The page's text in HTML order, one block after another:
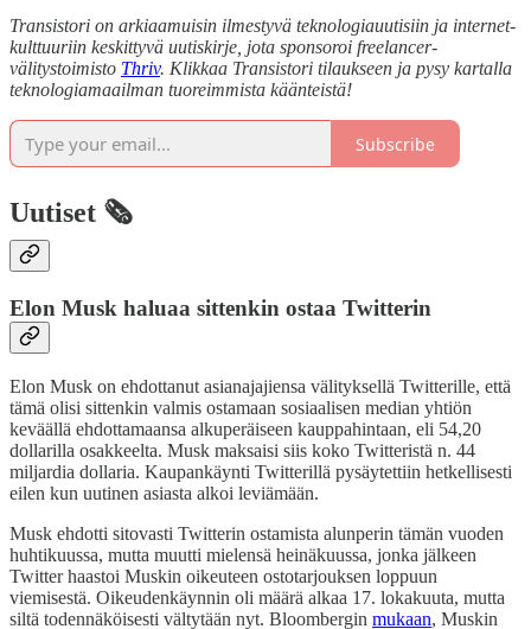
Transistori on arkiaamuisin ilmestyvä teknologiauutisiin ja internet-
kulttuuriin keskittyvä uutiskirje, jota sponsoroi freelancer-
välitystoimisto Thriv. Klikkaa Transistori tilaukseen ja pysy kartalla
teknologiamaailman tuoreimmista käänteistä!
Subscribe
Uutiset 🗞️
Elon Musk haluaa sittenkin ostaa Twitterin
Elon Musk on ehdottanut asianajajiensa välityksellä Twitterille, että
tämä olisi sittenkin valmis ostamaan sosiaalisen median yhtiön
keväällä ehdottamaansa alkuperäiseen kauppahintaan, eli 54,20
dollarilla osakkeelta. Musk maksaisi siis koko Twitteristä n. 44
miljardia dollaria. Kaupankäynti Twitterillä pysäytettiin hetkellisesti
eilen kun uutinen asiasta alkoi leviämään.
Musk ehdotti sitovasti Twitterin ostamista alunperin tämän vuoden
huhtikuussa, mutta muutti mielensä heinäkuussa, jonka jälkeen
Twitter haastoi Muskin oikeuteen ostotarjouksen loppuun
viemisestä. Oikeudenkäynnin oli määrä alkaa 17. lokakuuta, mutta
siltä todennäköisesti vältytään nyt. Bloombergin mukaan, Muskin